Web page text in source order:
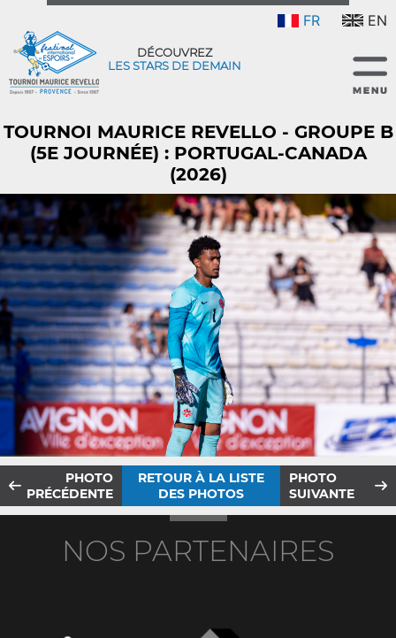
FR EN
DÉCOUVREZ
LES STARS DE DEMAIN
TOURNOI MAURICE REVELLO - GROUPE B
(5E JOURNÉE) : PORTUGAL-CANADA
(2026)
PHOTO
PRÉCÉDENTE
RETOUR À LA LISTE
DES PHOTOS
PHOTO
SUIVANTE
NOS PARTENAIRES